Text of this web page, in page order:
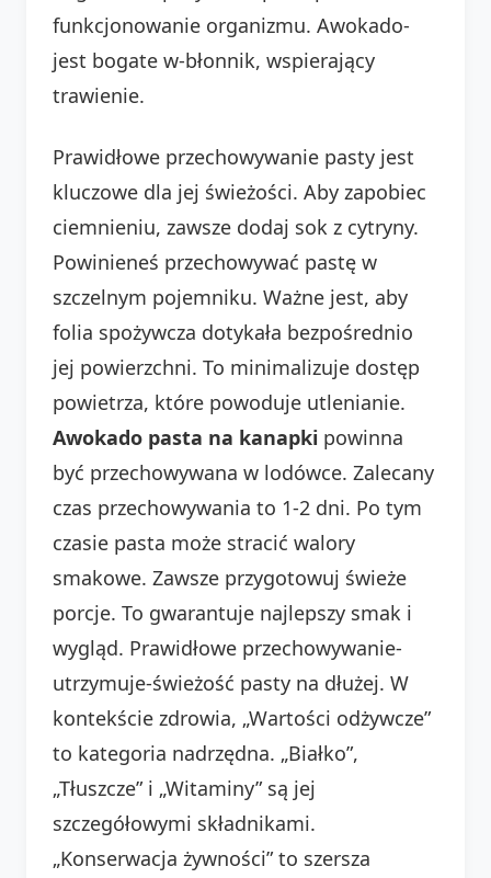
funkcjonowanie organizmu. Awokado-
jest bogate w-błonnik, wspierający
trawienie.
Prawidłowe przechowywanie pasty jest
kluczowe dla jej świeżości. Aby zapobiec
ciemnieniu, zawsze dodaj sok z cytryny.
Powinieneś przechowywać pastę w
szczelnym pojemniku. Ważne jest, aby
folia spożywcza dotykała bezpośrednio
jej powierzchni. To minimalizuje dostęp
powietrza, które powoduje utlenianie.
Awokado pasta na kanapki powinna
być przechowywana w lodówce. Zalecany
czas przechowywania to 1-2 dni. Po tym
czasie pasta może stracić walory
smakowe. Zawsze przygotowuj świeże
porcje. To gwarantuje najlepszy smak i
wygląd. Prawidłowe przechowywanie-
utrzymuje-świeżość pasty na dłużej. W
kontekście zdrowia, „Wartości odżywcze”
to kategoria nadrzędna. „Białko”,
„Tłuszcze” i „Witaminy” są jej
szczegółowymi składnikami.
„Konserwacja żywności” to szersza